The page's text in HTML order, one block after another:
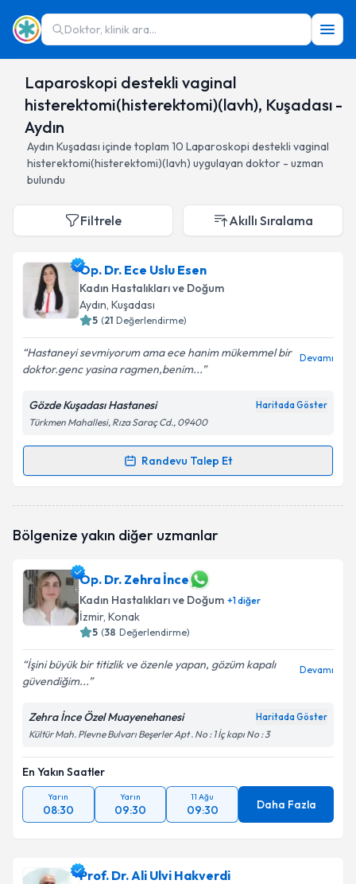
Doktor, klinik ara...
Laparoskopi destekli vaginal
histerektomi(histerektomi)(lavh), Kuşadası -
Aydın
Aydın Kuşadası içinde toplam 10 Laparoskopi destekli vaginal
histerektomi(histerektomi)(lavh) uygulayan doktor - uzman
bulundu
Filtrele Akıllı Sıralama
Op. Dr. Ece Uslu Esen
Kadın Hastalıkları ve Doğum
Aydın, Kuşadası
5 (21 Değerlendirme)
Hastaneyi sevmiyorum ama ece hanim mükemmel bir
doktor.genc yasina ragmen,benim...
Devamı
Gözde Kuşadası Hastanesi Haritada Göster
Türkmen Mahallesi, Rıza Saraç Cd., 09400
Randevu Talep Et
Randevu Takvimi Talebi
oluşturun. Size bu uzmandan randevu almanız için bir
E-posta Adresiniz
Kişisel verilerimin işlenmesine ilişkinAydınlatma
Metni
Takvim Talebini Gönder
Bölgenize yakın diğer uzmanlar
Op. Dr. Zehra İnce
Kadın Hastalıkları ve Doğum +1diğer
İzmir, Konak
5 (38 Değerlendirme)
İşini büyük bir titizlik ve özenle yapan, gözüm kapalı
güvendiğim...
Devamı
Zehra İnce Özel Muayenehanesi Haritada Göster
Kültür Mah. Plevne Bulvarı Beşerler Apt . No : 1 İç kapı No : 3
En Yakın Saatler
Yarın
08:30
Yarın
09:30
11 Ağu
09:30 Daha Fazla
Prof. Dr. Ali Ulvi Hakverdi